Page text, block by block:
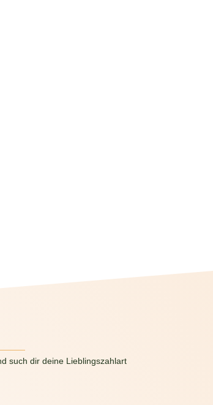
such dir deine Lieblingszahlart